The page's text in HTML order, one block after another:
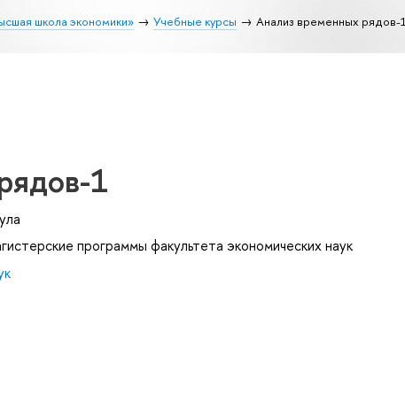
школа экономики» Учебные курсы Анализ временных рядов-1
1
программы факультета экономических наук